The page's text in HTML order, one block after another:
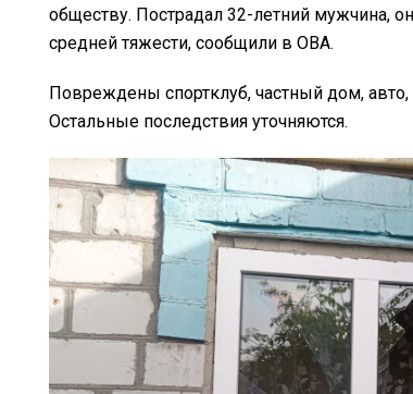
обществу. Пострадал 32-летний мужчина,
средней тяжести, сообщили в ОВА.
Повреждены спортклуб, частный дом, авто,
Остальные последствия уточняются.